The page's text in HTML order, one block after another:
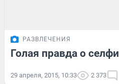
РАЗВЛЕЧЕНИЯ
Голая правда о селфи
29 апреля, 2015, 10:33 2 373